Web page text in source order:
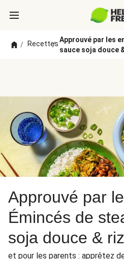
/ Recettes
/
Approuvé par les
sauce soja douce
Approuvé par
Émincés de
soja douce & riz
et pour les parents : apprêtez